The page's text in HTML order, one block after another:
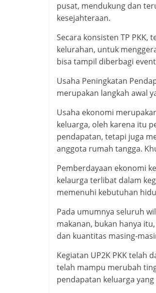
pusat, mendukung dan
kesejahteraan.
Secara konsisten TP
kelurahan, untuk
bisa tampil diberbagi
Usaha Peningkatan
merupakan langkah awal
Usaha ekonomi
keluarga, oleh karena itu
pendapatan, tetapi juga
anggota rumah tangga.
Pemberdayaan ekonomi
kelaurga terlibat dalam
memenuhi kebutuhan
Pada umumnya seluruh
makanan, bukan hanya
dan kuantitas masing-
Kegiatan UP2K PKK telah
telah mampu merubah
pendapatan keluarga